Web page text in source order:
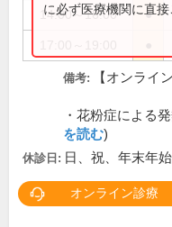
14:00～16:00 ●
に必ず医療機関に直接
備考: 【オンライ
・花粉症による
を読む)
休診日: 日、祝、年末年
オンライン診療